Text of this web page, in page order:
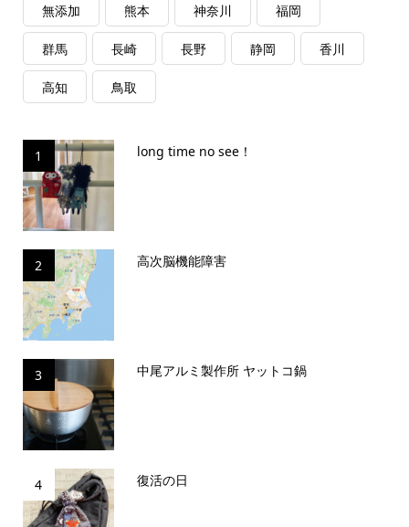
無添加 熊本 神奈川 福岡
群馬 長崎 長野 静岡 香川
高知 鳥取
1 long time no see！
2 高次脳機能障害
3 中尾アルミ製作所 ヤットコ鍋
4 復活の日